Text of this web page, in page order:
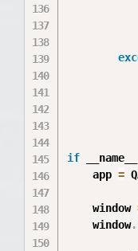
if
    app
=
    window
    window
.